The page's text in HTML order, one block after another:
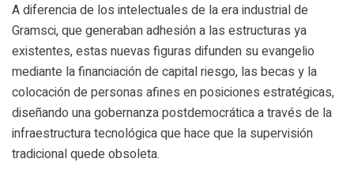
A diferencia de los intelectuales de la era industrial de
Gramsci, que generaban adhesión a las estructuras ya
existentes, estas nuevas figuras difunden su evangelio
mediante la financiación de capital riesgo, las becas y la
colocación de personas afines en posiciones estratégicas,
diseñando una gobernanza postdemocrática a través de la
infraestructura tecnológica que hace que la supervisión
tradicional quede obsoleta.